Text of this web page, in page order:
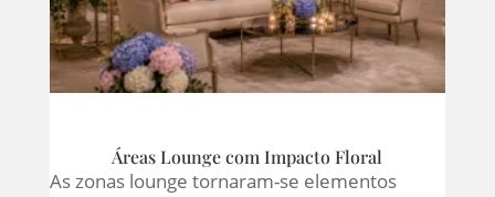
Áreas Lounge com Impacto Floral
As zonas lounge tornaram-se elementos